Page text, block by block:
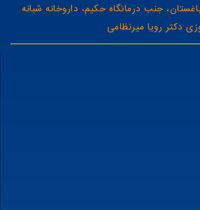
جنب درمانگاه حکیم، داروخانه شبانه
دکتر رویا میرنظامی